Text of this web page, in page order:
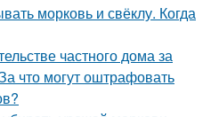
морковь и свёклу. Когда
частного дома за
что могут оштрафовать